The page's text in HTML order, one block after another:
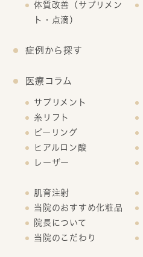
体質改善（サプリメン
ト・点滴）
症例から探す
医療コラム
サプリメント
糸リフト
ピーリング
ヒアルロン酸
レーザー
肌育注射
当院のおすすめ化粧品
院長について
当院のこだわり